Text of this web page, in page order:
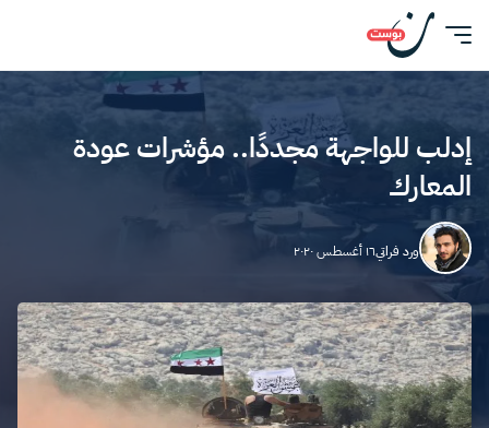
إدلب للواجهة مجددًا.. مؤشرات عودة
المعارك
ورد فراتي١٦ أغسطس ٢٠٢٠